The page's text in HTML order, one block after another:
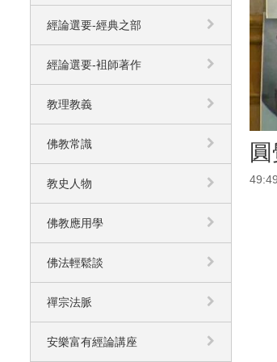
經論選要-經典之部
經論選要-袓師著作
教理教義
佛教常識
教史人物
佛教應用學
佛法輕鬆談
禪宗法脈
安樂富有經論講座
49:49